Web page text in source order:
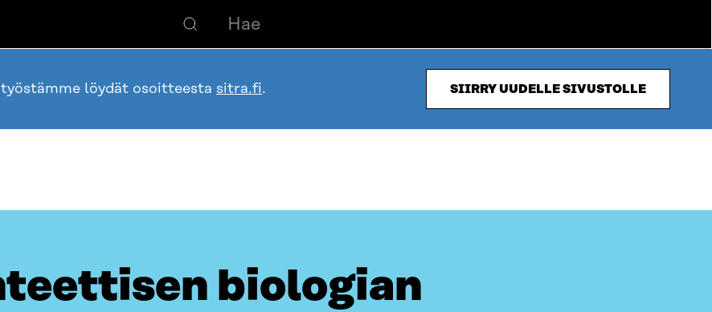
löydät osoitteesta sitra.fi. SIIRRY UUDELLE SIVUSTOLLE
biologian